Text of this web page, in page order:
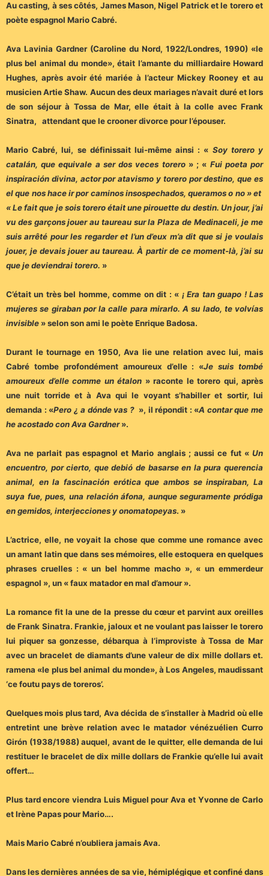
Au casting, à ses côtés, James Mason, Nigel Patrick et le torero et
poète espagnol Mario Cabré.
Ava Lavinia Gardner (Caroline du Nord, 1922/Londres, 1990) «le
plus bel animal du monde», était l’amante du milliardaire Howard
Hughes, après avoir été mariée à l’acteur Mickey Rooney et au
musicien Artie Shaw. Aucun des deux mariages n’avait duré et lors
de son séjour à Tossa de Mar, elle était à la colle avec Frank
Sinatra, attendant que le crooner divorce pour l’épouser.
Mario Cabré, lui, se définissait lui-même ainsi : « Soy torero y
catalán, que equivale a ser dos veces torero» ; « Fui poeta por
inspiración divina, actor por atavismo y torero por destino, que es
el que nos hace ir por caminos insospechados, queramos o no » et
« Le fait que je sois torero était une pirouette du destin. Un jour, j’ai
vu des garçons jouer au taureau sur la Plaza de Medinaceli, je me
suis arrêté pour les regarder et l’un d’eux m’a dit que si je voulais
jouer, je devais jouer au taureau. À partir de ce moment-là, j’ai su
que je deviendrai torero. »
C’était un très bel homme, comme on dit : « ¡ Era tan guapo ! Las
mujeres se giraban por la calle para mirarlo. A su lado, te volvías
invisible » selon son ami le poète Enrique Badosa.
Durant le tournage en 1950, Ava lie une relation avec lui, mais
Cabré tombe profondément amoureux d’elle : «Je suis tombé
amoureux d’elle comme un étalon » raconte le torero qui, après
une nuit torride et à Ava qui le voyant s’habiller et sortir, lui
demanda : «Pero ¿ a dónde vas ? », il répondit : «A contar que me
he acostado con Ava Gardner».
Ava ne parlait pas espagnol et Mario anglais ; aussi ce fut «Un
encuentro, por cierto, que debió de basarse en la pura querencia
animal, en la fascinación erótica que ambos se inspiraban, La
suya fue, pues, una relación áfona, aunque seguramente pródiga
en gemidos, interjecciones y onomatopeyas. »
L’actrice, elle, ne voyait la chose que comme une romance avec
un amant latin que dans ses mémoires, elle estoquera en quelques
phrases cruelles : « un bel homme macho », « un emmerdeur
espagnol », un « faux matador en mal d’amour ».
La romance fit la une de la presse du cœur et parvint aux oreilles
de Frank Sinatra. Frankie, jaloux et ne voulant pas laisser le torero
lui piquer sa gonzesse, débarqua à l’improviste à Tossa de Mar
avec un bracelet de diamants d’une valeur de dix mille dollars et.
ramena «le plus bel animal du monde», à Los Angeles, maudissant
‘ce foutu pays de toreros’.
Quelques mois plus tard, Ava décida de s’installer à Madrid où elle
entretint une brève relation avec le matador vénézuélien Curro
Girón (1938/1988) auquel, avant de le quitter, elle demanda de lui
restituer le bracelet de dix mille dollars de Frankie qu’elle lui avait
offert…
Plus tard encore viendra Luis Miguel pour Ava et Yvonne de Carlo
et Irène Papas pour Mario….
Mais Mario Cabré n’oubliera jamais Ava.
Dans les dernières années de sa vie, hémiplégique et confiné dans